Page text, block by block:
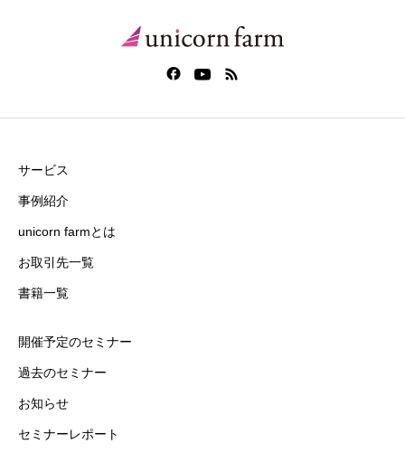
サービス
事例紹介
unicorn farmとは
お取引先一覧
書籍一覧
開催予定のセミナー
過去のセミナー
お知らせ
セミナーレポート